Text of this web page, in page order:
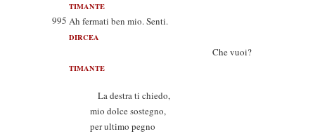
TIMANTE
995 Ah fermati ben mio. Senti.
DIRCEA
Che vuoi?
TIMANTE
La destra ti chiedo,
mio dolce sostegno,
per ultimo pegno